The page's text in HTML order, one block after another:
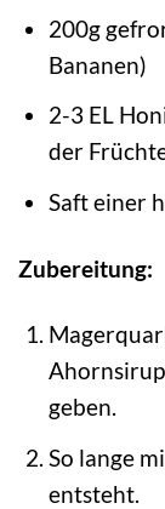
200g
Bananen)
2-3 EL
der
Saft einer
Zubereitung:
geben.
So lange
entsteht.